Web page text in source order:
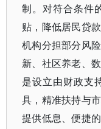
制。对符合条件
贴，降低居民贷
机构分担部分风
新、社区养老、
是设立由财政支
具，精准扶持与
提供低息、便捷